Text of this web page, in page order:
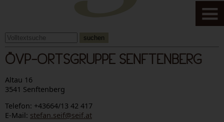
suchen
ÖVP-ORTSGRUPPE SENFTENBERG
Altau 16
3541 Senftenberg
Telefon: +43664/13 42 417
E-Mail: stefan.seif@seif.at